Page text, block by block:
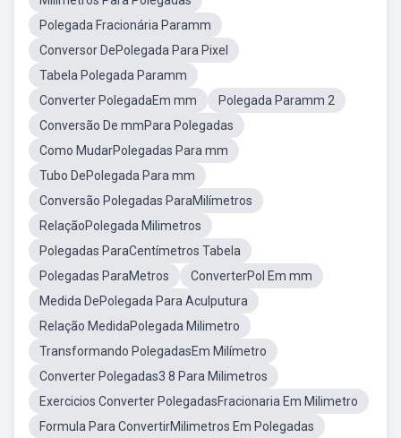
Polegada Fracionária Paramm
Conversor DePolegada Para Pixel
Tabela Polegada Paramm
Converter PolegadaEm mm
Polegada Paramm 2
Conversão De mmPara Polegadas
Como MudarPolegadas Para mm
Tubo DePolegada Para mm
Conversão Polegadas ParaMilímetros
RelaçãoPolegada Milimetros
Polegadas ParaCentímetros Tabela
Polegadas ParaMetros
ConverterPol Em mm
Medida DePolegada Para Aculputura
Relação MedidaPolegada Milimetro
Transformando PolegadasEm Milímetro
Converter Polegadas3 8 Para Milimetros
Exercicios Converter PolegadasFracionaria Em Milimetro
Formula Para ConvertirMilimetros Em Polegadas